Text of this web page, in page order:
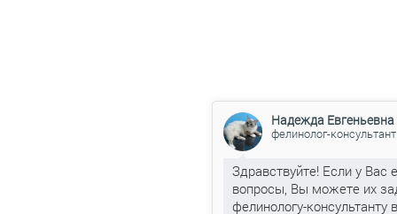
Надежда Евгеньевна
фелинолог-консультант
Здравствуйте! Если у Вас
вопросы, Вы можете их
фелинологу-консультанту в